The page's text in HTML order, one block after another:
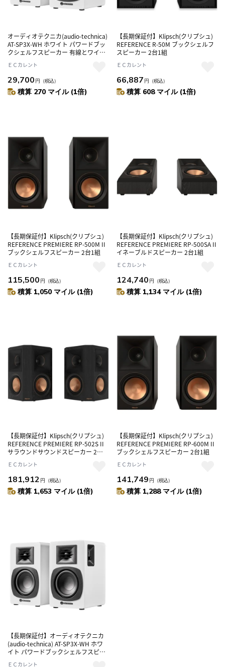
オーディオテクニカ(audio-technica)
AT-SP3X-WH ホワイト パワードブッ
クシェルフスピーカー 有線とワイヤ
カー
ＥＣカレント
29,700 円 （税込）
積算 270 マイル (1倍)
【長期保証付】Klipsch(クリプシュ)
REFERENCE R-50M ブックシェルフ
スピーカー 2台1組
ＥＣカレント
66,887 円 （税込）
積算 608 マイル (1倍)
【長期保証付】Klipsch(クリプシュ)
REFERENCE PREMIERE RP-500M II
ブックシェルフスピーカー 2台1組
ＥＣカレント
115,500 円 （税込）
積算 1,050 マイル (1倍)
【長期保証付】Klipsch(クリプシュ)
REFERENCE PREMIERE RP-500SA II
イネーブルドスピーカー 2台1組
ＥＣカレント
124,740 円 （税込）
積算 1,134 マイル (1倍)
【長期保証付】Klipsch(クリプシュ)
REFERENCE PREMIERE RP-502S II
サラウンドサウンドスピーカー 2台1
ＥＣカレント
181,912 円 （税込）
積算 1,653 マイル (1倍)
【長期保証付】Klipsch(クリプシュ)
REFERENCE PREMIERE RP-600M II
ブックシェルフスピーカー 2台1組
ＥＣカレント
141,749 円 （税込）
積算 1,288 マイル (1倍)
【長期保証付】オーディオテクニカ
(audio-technica) AT-SP3X-WH ホワ
イト パワードブックシェルフスピー
ＥＣカレント